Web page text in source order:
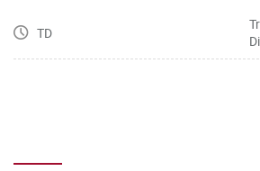
en situation proposées dans le cadre
TD